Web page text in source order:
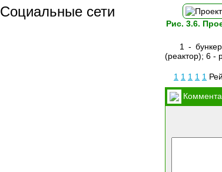
Рис. 3.6.
1 -
(реактор); 6 -
1 1 1 1 1
Социальные сети